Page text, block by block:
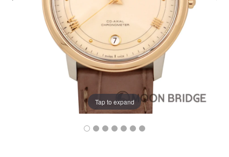
Tap to expand